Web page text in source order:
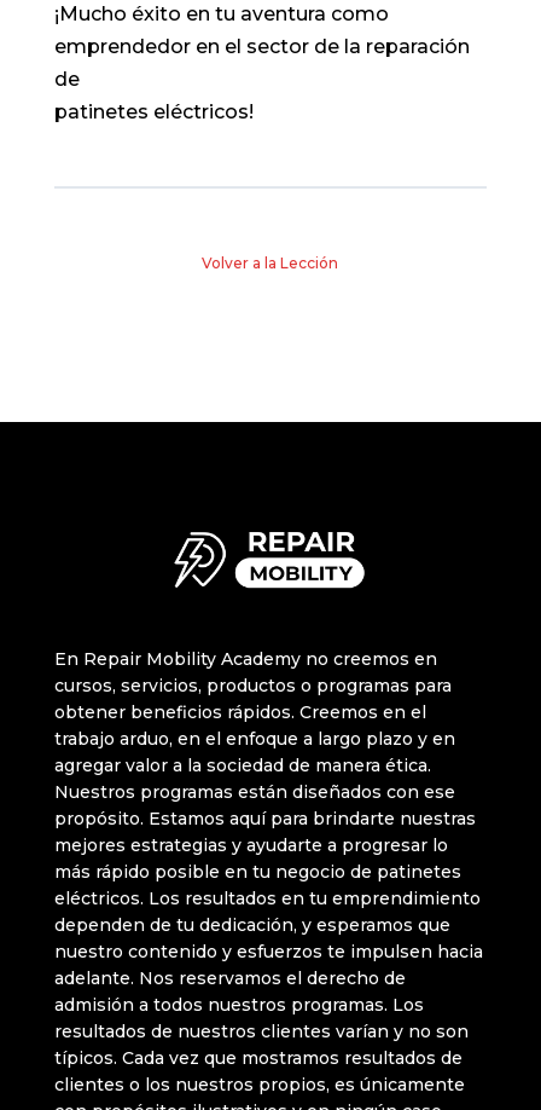
¡Mucho éxito en tu aventura como
emprendedor en el sector de la reparación
de
patinetes eléctricos!
Volver a la Lección
En Repair Mobility Academy no creemos en
cursos, servicios, productos o programas para
obtener beneficios rápidos. Creemos en el
trabajo arduo, en el enfoque a largo plazo y en
agregar valor a la sociedad de manera ética.
Nuestros programas están diseñados con ese
propósito. Estamos aquí para brindarte nuestras
mejores estrategias y ayudarte a progresar lo
más rápido posible en tu negocio de patinetes
eléctricos. Los resultados en tu emprendimiento
dependen de tu dedicación, y esperamos que
nuestro contenido y esfuerzos te impulsen hacia
adelante. Nos reservamos el derecho de
admisión a todos nuestros programas. Los
resultados de nuestros clientes varían y no son
típicos. Cada vez que mostramos resultados de
clientes o los nuestros propios, es únicamente